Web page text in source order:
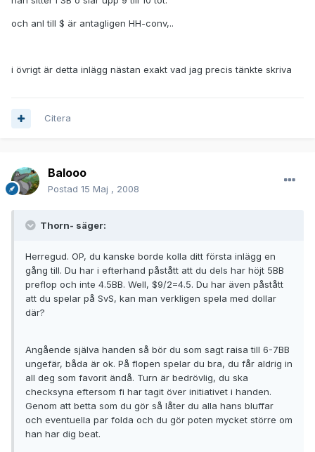
och anl till $ är antagligen HH-conv,..
i övrigt är detta inlägg nästan exakt vad jag precis tänkte skriva
Citera
Balooo
Postad 15 Maj , 2008
Thorn- säger:
Herregud. OP, du kanske borde kolla ditt första inlägg en
gång till. Du har i efterhand påstått att du dels har höjt 5BB
preflop och inte 4.5BB. Well, $9/2=4.5. Du har även påstått
att du spelar på SvS, kan man verkligen spela med dollar
där?
Angående själva handen så bör du som sagt raisa till 6-7BB
ungefär, båda är ok. På flopen spelar du bra, du får aldrig in
all deg som favorit ändå. Turn är bedrövlig, du ska
checksyna eftersom fi har tagit över initiativet i handen.
Genom att betta som du gör så låter du alla hans bluffar
och eventuella par folda och du gör poten mycket större om
han har dig beat.